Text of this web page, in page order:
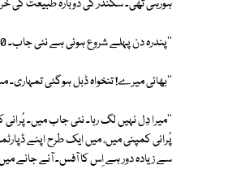
ہورہی تھی۔ سکندر کی دوبارہ طبیعت کی
''پندرہ دن پہلے شروع ہوئی ہے نئی جاب۔ 80 ھزار تنخواہ ہے۔''
''بھائی میرے! تنخواہ ڈبل ہوگئی تمہاری۔